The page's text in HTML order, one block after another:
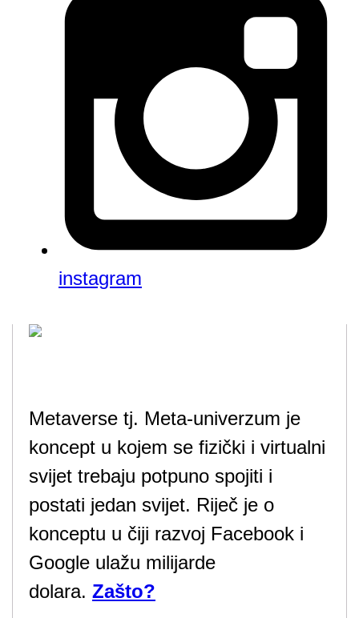
instagram
Metaverse tj. Meta-univerzum je
koncept u kojem se fizički i virtualni
svijet trebaju potpuno spojiti i
postati jedan svijet. Riječ je o
konceptu u čiji razvoj Facebook i
Google ulažu milijarde
dolara. Zašto?